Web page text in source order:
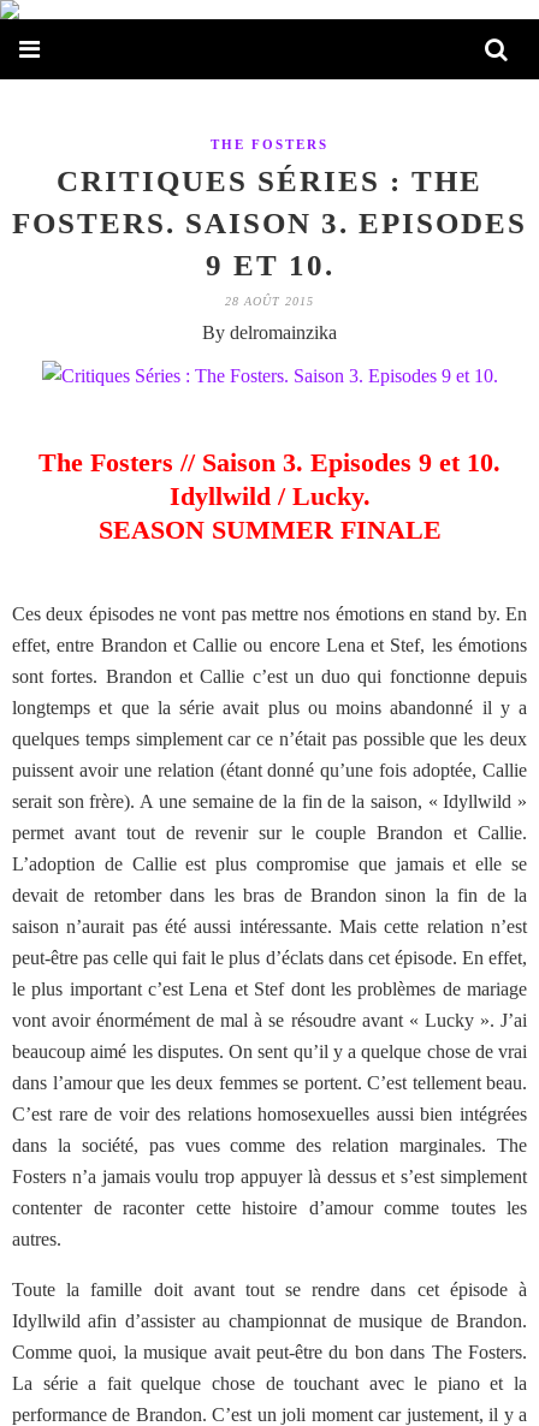
THE FOSTERS
CRITIQUES SÉRIES : THE
FOSTERS. SAISON 3. EPISODES
9 ET 10.
28 AOÛT 2015
By delromainzika
The Fosters // Saison 3. Episodes 9 et 10.
Idyllwild / Lucky.
SEASON SUMMER FINALE
Ces deux épisodes ne vont pas mettre nos émotions en stand by. En
effet, entre Brandon et Callie ou encore Lena et Stef, les émotions
sont fortes. Brandon et Callie c’est un duo qui fonctionne depuis
longtemps et que la série avait plus ou moins abandonné il y a
quelques temps simplement car ce n’était pas possible que les deux
puissent avoir une relation (étant donné qu’une fois adoptée, Callie
serait son frère). A une semaine de la fin de la saison, « Idyllwild »
permet avant tout de revenir sur le couple Brandon et Callie.
L’adoption de Callie est plus compromise que jamais et elle se
devait de retomber dans les bras de Brandon sinon la fin de la
saison n’aurait pas été aussi intéressante. Mais cette relation n’est
peut-être pas celle qui fait le plus d’éclats dans cet épisode. En effet,
le plus important c’est Lena et Stef dont les problèmes de mariage
vont avoir énormément de mal à se résoudre avant « Lucky ». J’ai
beaucoup aimé les disputes. On sent qu’il y a quelque chose de vrai
dans l’amour que les deux femmes se portent. C’est tellement beau.
C’est rare de voir des relations homosexuelles aussi bien intégrées
dans la société, pas vues comme des relation marginales. The
Fosters n’a jamais voulu trop appuyer là dessus et s’est simplement
contenter de raconter cette histoire d’amour comme toutes les
autres.
Toute la famille doit avant tout se rendre dans cet épisode à
Idyllwild afin d’assister au championnat de musique de Brandon.
Comme quoi, la musique avait peut-être du bon dans The Fosters.
La série a fait quelque chose de touchant avec le piano et la
performance de Brandon. C’est un joli moment car justement, il y a